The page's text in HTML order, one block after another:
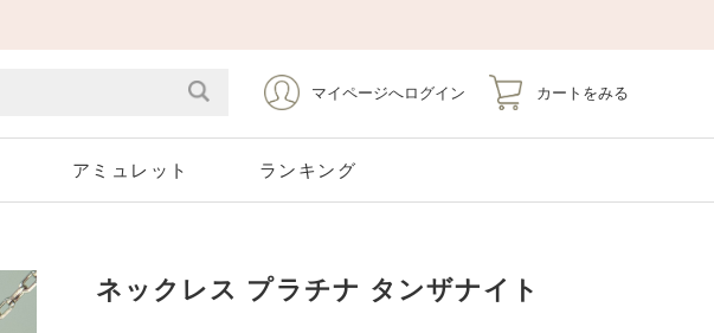
マイページへログイン カートをみる
Pink Gold
ピンクゴールド
Silver
シルバー
Stainless
ステンレス
Diamond
4月 ダイヤモンド
Emerald
5月 エメラルド
Pearl
6月 パール
アミュレット ランキング
ネックレス プラチナ タンザナイト